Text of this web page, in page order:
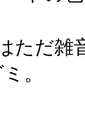
ただ雑
。